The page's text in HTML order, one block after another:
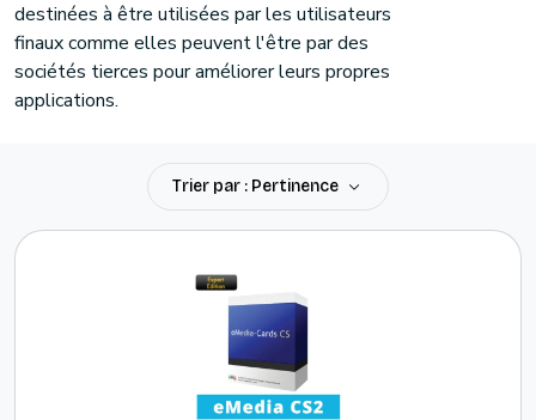
destinées à être utilisées par les utilisateurs
finaux comme elles peuvent l'être par des
sociétés tierces pour améliorer leurs propres
applications.
Trier par : Pertinence